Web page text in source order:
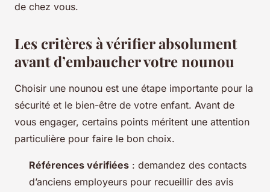
de chez vous.
Les critères à vérifier absolument
avant d’embaucher votre nounou
Choisir une nounou est une étape importante pour la
sécurité et le bien-être de votre enfant. Avant de
vous engager, certains points méritent une attention
particulière pour faire le bon choix.
Références vérifiées : demandez des contacts
d’anciens employeurs pour recueillir des avis